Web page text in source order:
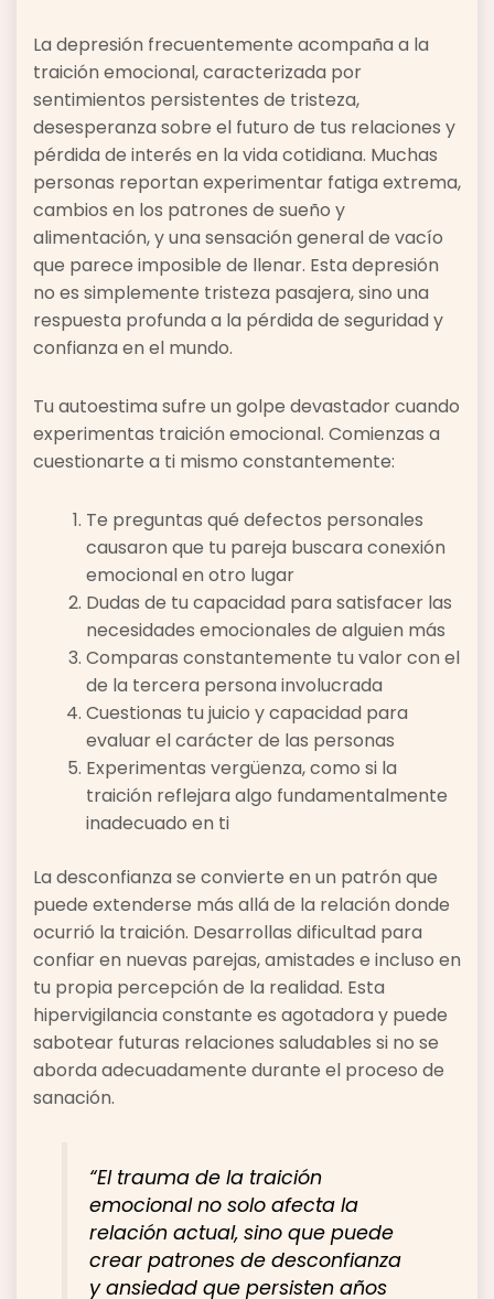
La depresión frecuentemente acompaña a la
traición emocional, caracterizada por
sentimientos persistentes de tristeza,
desesperanza sobre el futuro de tus relaciones y
pérdida de interés en la vida cotidiana. Muchas
personas reportan experimentar fatiga extrema,
cambios en los patrones de sueño y
alimentación, y una sensación general de vacío
que parece imposible de llenar. Esta depresión
no es simplemente tristeza pasajera, sino una
respuesta profunda a la pérdida de seguridad y
confianza en el mundo.
Tu autoestima sufre un golpe devastador cuando
experimentas traición emocional. Comienzas a
cuestionarte a ti mismo constantemente:
Te preguntas qué defectos personales
causaron que tu pareja buscara conexión
emocional en otro lugar
Dudas de tu capacidad para satisfacer las
necesidades emocionales de alguien más
Comparas constantemente tu valor con el
de la tercera persona involucrada
Cuestionas tu juicio y capacidad para
evaluar el carácter de las personas
Experimentas vergüenza, como si la
traición reflejara algo fundamentalmente
inadecuado en ti
La desconfianza se convierte en un patrón que
puede extenderse más allá de la relación donde
ocurrió la traición. Desarrollas dificultad para
confiar en nuevas parejas, amistades e incluso en
tu propia percepción de la realidad. Esta
hipervigilancia constante es agotadora y puede
sabotear futuras relaciones saludables si no se
aborda adecuadamente durante el proceso de
sanación.
“El trauma de la traición
emocional no solo afecta la
relación actual, sino que puede
crear patrones de desconfianza
y ansiedad que persisten años